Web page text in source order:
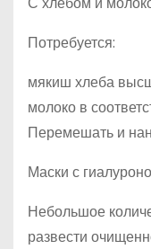
Потребуется:
мякиш хлеба
молоко в
Перемешать и
Маски с
Небольшое
развести